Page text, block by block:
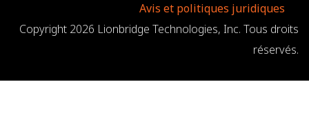
Avis et politiques juridiques
Copyright 2026 Lionbridge Technologies, Inc. Tous droits
réservés.